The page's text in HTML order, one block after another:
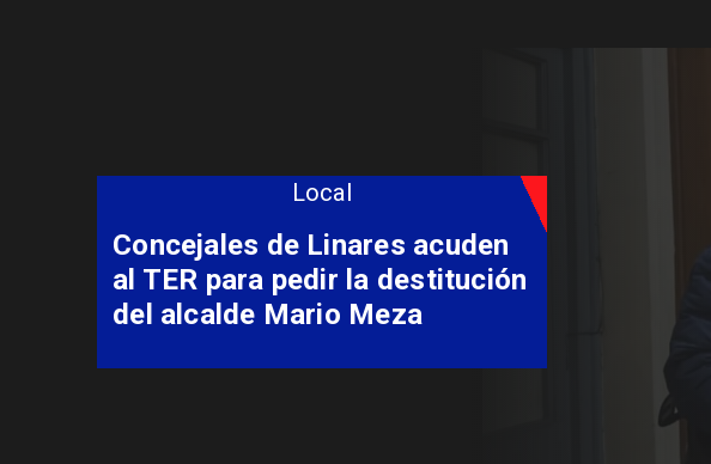
Local
Estudiante de la U. de Talca
gana galardón internacional
Jóvenes Intérpretes
Iberorquestas Juveniles